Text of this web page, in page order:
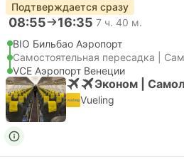
Подтверждается сразу
08:55 16:35 7 ч. 40 м.
BIO Бильбао Аэропорт
Самостоятельная пересадка |
VCE Аэропорт Венеции
Эконом |
Vueling